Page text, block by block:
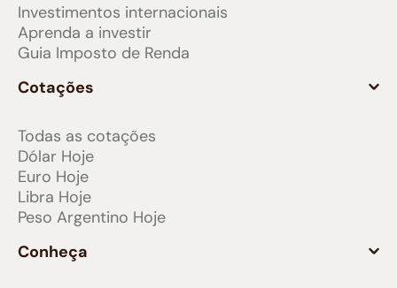
Investimentos internacionais
Aprenda a investir
Guia Imposto de Renda
Cotações
Todas as cotações
Dólar Hoje
Euro Hoje
Libra Hoje
Peso Argentino Hoje
Conheça